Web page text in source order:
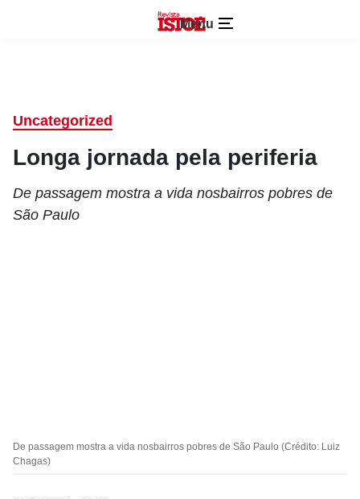
Menu
Uncategorized
Longa jornada pela periferia
De passagem mostra a vida nosbairros pobres de
São Paulo
De passagem mostra a vida nosbairros pobres de São Paulo (Crédito: Luiz
Chagas)